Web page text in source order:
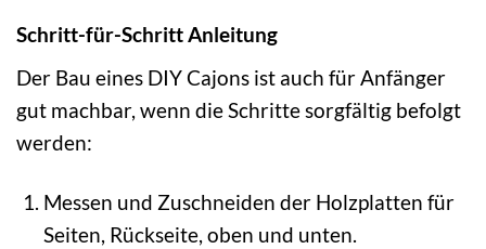
Schritt-für-Schritt Anleitung
Der Bau eines DIY Cajons ist auch für Anfänger
gut machbar, wenn die Schritte sorgfältig befolgt
werden:
Messen und Zuschneiden der Holzplatten für
Seiten, Rückseite, oben und unten.